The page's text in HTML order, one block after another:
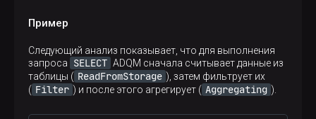
FORMAT TSVRaw;
Pass 1 QueryAnalysis - Resolve type for each
Pass 2 FunctionToSubcolumns - Rewrite function
Pass 3 CountDistinct - Optimize single
Пример
Следующий анализ показывает, что для выполнения
запроса
SELECT ADQM сначала считывает данные из
таблицы ( ReadFromStorage ), затем фильтрует их
( Filter ) и после этого агрегирует ( Aggregating ).